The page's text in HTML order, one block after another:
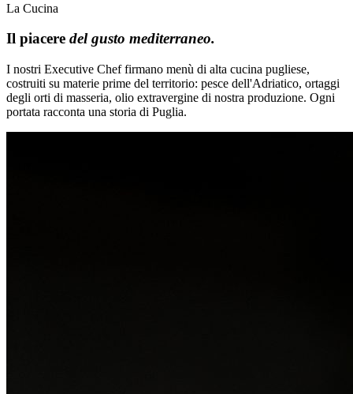
La Cucina
Il piacere del gusto mediterraneo.
I nostri Executive Chef firmano menù di alta cucina pugliese,
costruiti su materie prime del territorio: pesce dell'Adriatico, ortaggi
degli orti di masseria, olio extravergine di nostra produzione. Ogni
portata racconta una storia di Puglia.